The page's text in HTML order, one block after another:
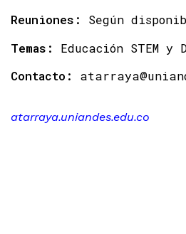
Reuniones: Según
Temas: Educación STEM
Contacto:
atarraya.uniandes.edu.co